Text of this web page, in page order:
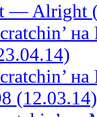
— Alright
(12.03.14)